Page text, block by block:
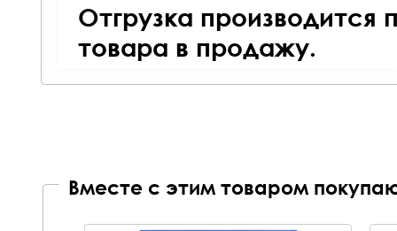
Отгрузка производится
товара в продажу.
Вместе с этим товаром